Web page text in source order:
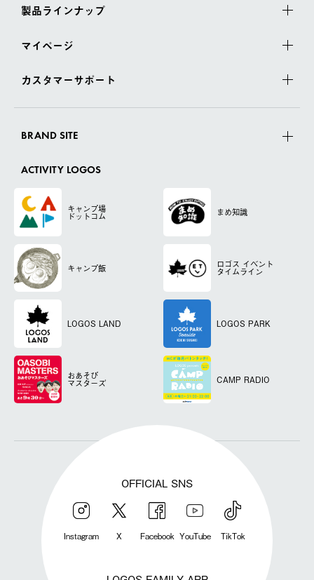
製品ラインナップ
マイページ
カスタマーサポート
BRAND SITE
ACTIVITY LOGOS
キャンプ場
ドットコム まめ知識
キャンプ飯 ロゴス イベント
タイムライン
LOGOS LAND LOGOS PARK
おあそび
マスターズ CAMP RADIO
OFFICIAL SNS
Instagram X Facebook YouTube TikTok